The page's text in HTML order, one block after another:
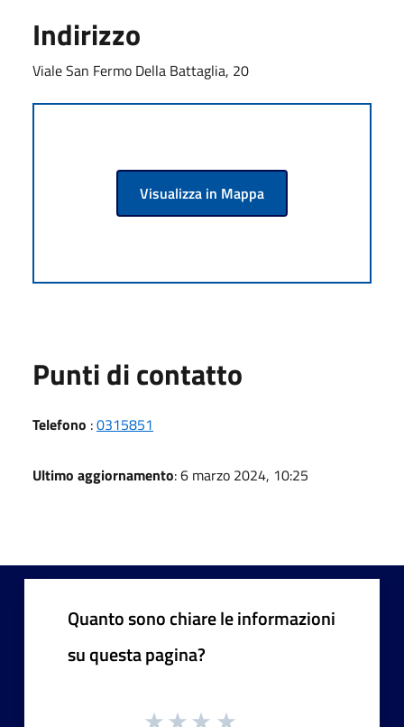
Indirizzo
Viale San Fermo Della Battaglia, 20
Visualizza in Mappa
Punti di contatto
Telefono :0315851
Ultimo aggiornamento: 6 marzo 2024, 10:25
Quanto sono chiare le informazioni
su questa pagina?